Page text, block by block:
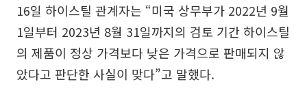
16일 하이스틸 관계자는 “미국 상무부가 2022년 9월
1일부터 2023년 8월 31일까지의 검토 기간 하이스틸
의 제품이 정상 가격보다 낮은 가격으로 판매되지 않
았다고 판단한 사실이 맞다”고 말했다.